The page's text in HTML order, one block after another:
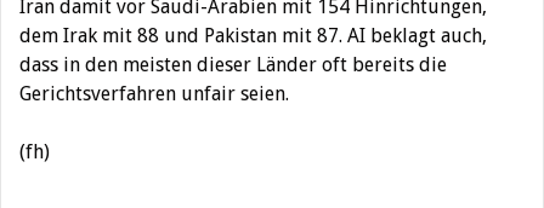
Iran damit vor Saudi-Arabien mit 154 Hinrichtungen,
dem Irak mit 88 und Pakistan mit 87. AI beklagt auch,
dass in den meisten dieser Länder oft bereits die
Gerichtsverfahren unfair seien.
(fh)